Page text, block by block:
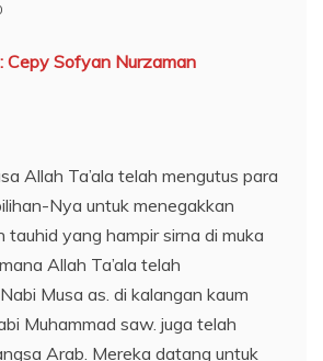
Cepy Sofyan Nurzaman
Allah Ta’ala telah mengutus para
Nya untuk menegakkan
tauhid yang hampir sirna di muka
Allah Ta’ala telah
Musa as. di kalangan kaum
Muhammad saw. juga telah
Arab. Mereka datang untuk